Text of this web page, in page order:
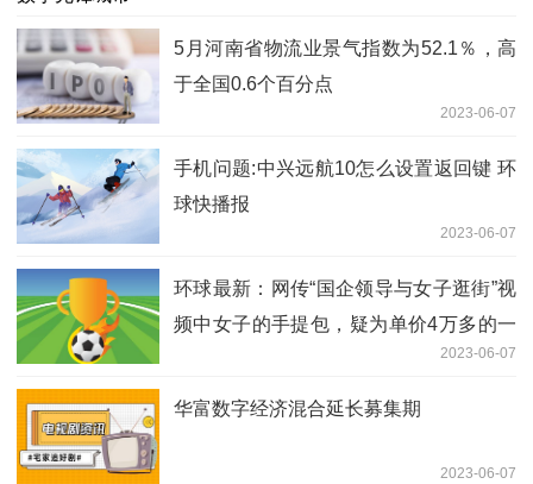
5月河南省物流业景气指数为52.1％，高
于全国0.6个百分点
2023-06-07
手机问题:中兴远航10怎么设置返回键 环
球快播报
2023-06-07
环球最新：网传“国企领导与女子逛街”视
频中女子的手提包，疑为单价4万多的一
2023-06-07
华富数字经济混合延长募集期
2023-06-07